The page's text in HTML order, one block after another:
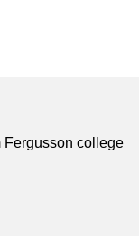
Fergusson college